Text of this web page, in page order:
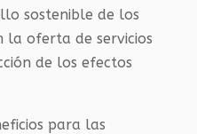
sostenible de los
la oferta de servicios
de los efectos
para las